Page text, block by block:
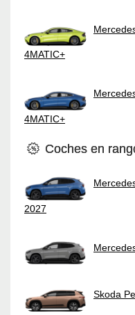
4MATIC+
4MATIC+
Coches en
2027
Skoda